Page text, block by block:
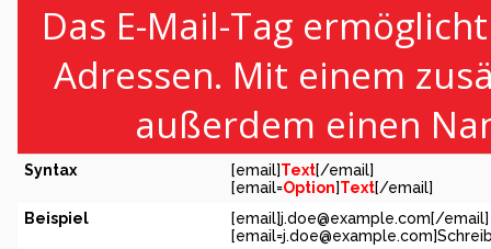
Das E-Mail-Tag
Adressen. Mit einem
außerdem einen
Syntax [email]Text[/email]
[email=Option]Text[/email]
Beispiel
[email]j.doe@example.com[/email]
[email=j.doe@example.com